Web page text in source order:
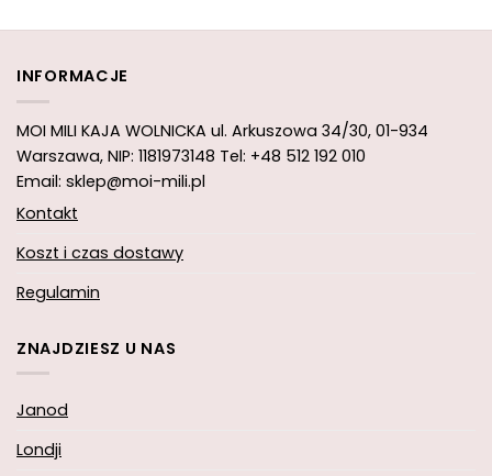
INFORMACJE
MOI MILI KAJA WOLNICKA ul. Arkuszowa 34/30, 01-934
Warszawa, NIP: 1181973148 Tel: +48 512 192 010
Email: sklep@moi-mili.pl
Kontakt
Koszt i czas dostawy
Regulamin
ZNAJDZIESZ U NAS
Janod
Londji